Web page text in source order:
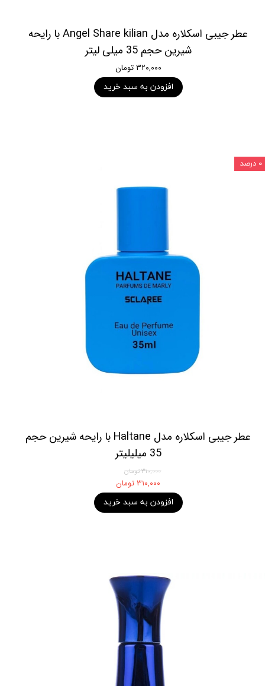
عطر جیبی اسکلاره مدل Angel Share kilian با رایحه
شیرین حجم 35 میلی لیتر
۳۲۰,۰۰۰ تومان
افزودن به سبد خرید
عطر جیبی اسکلاره مدل Haltane با رایحه شیرین حجم
35 میلیلیتر
۳۱۰,۰۰۰ تومان
۳۱۰,۰۰۰ تومان
افزودن به سبد خرید
۰ درصد